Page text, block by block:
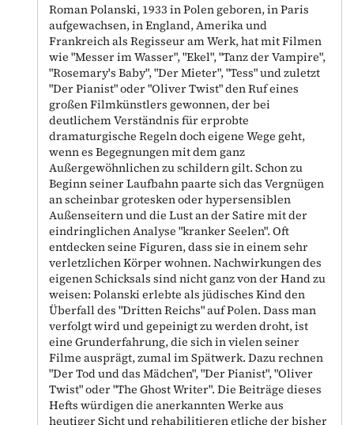
Roman Polanski, 1933 in Polen geboren, in Paris
aufgewachsen, in England, Amerika und
Frankreich als Regisseur am Werk, hat mit Filmen
wie "Messer im Wasser", "Ekel", "Tanz der Vampire",
"Rosemary's Baby", "Der Mieter", "Tess" und zuletzt
"Der Pianist" oder "Oliver Twist" den Ruf eines
großen Filmkünstlers gewonnen, der bei
deutlichem Verständnis für erprobte
dramaturgische Regeln doch eigene Wege geht,
wenn es Begegnungen mit dem ganz
Außergewöhnlichen zu schildern gilt. Schon zu
Beginn seiner Laufbahn paarte sich das Vergnügen
an scheinbar grotesken oder hypersensiblen
Außenseitern und die Lust an der Satire mit der
eindringlichen Analyse "kranker Seelen". Oft
entdecken seine Figuren, dass sie in einem sehr
verletzlichen Körper wohnen. Nachwirkungen des
eigenen Schicksals sind nicht ganz von der Hand zu
weisen: Polanski erlebte als jüdisches Kind den
Überfall des "Dritten Reichs" auf Polen. Dass man
verfolgt wird und gepeinigt zu werden droht, ist
eine Grunderfahrung, die sich in vielen seiner
Filme ausprägt, zumal im Spätwerk. Dazu rechnen
"Der Tod und das Mädchen", "Der Pianist", "Oliver
Twist" oder "The Ghost Writer". Die Beiträge dieses
Hefts würdigen die anerkannten Werke aus
heutiger Sicht und rehabilitieren etliche der bisher